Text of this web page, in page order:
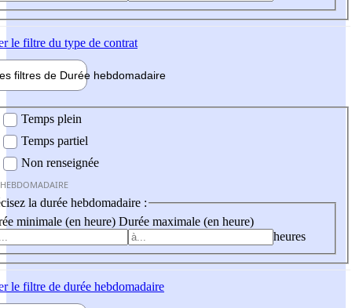
le filtre du type de contrat
filtres de Durée hebdomadaire
Temps plein
Temps partiel
Non renseignée
la durée hebdomadaire :
minimale (en heure) Durée maximale (en heure)
heures
le filtre de durée hebdomadaire